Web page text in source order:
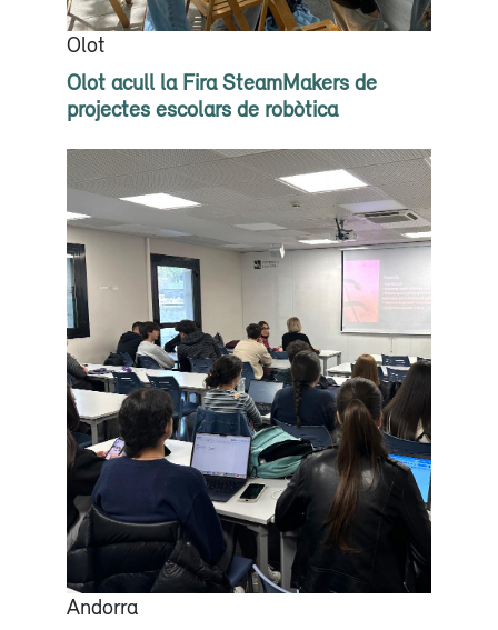
Olot
Olot acull la Fira SteamMakers de
projectes escolars de robòtica
Andorra